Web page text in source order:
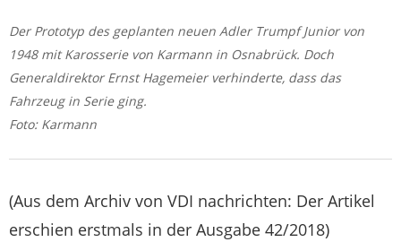
Der Prototyp des geplanten neuen Adler Trumpf Junior von
1948 mit Karosserie von Karmann in Osnabrück. Doch
Generaldirektor Ernst Hagemeier verhinderte, dass das
Fahrzeug in Serie ging.
Foto: Karmann
(Aus dem Archiv von VDI nachrichten: Der Artikel
erschien erstmals in der Ausgabe 42/2018)